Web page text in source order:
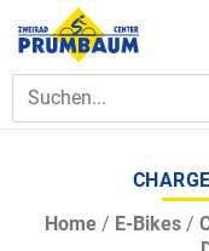
Home/ E-Bikes/